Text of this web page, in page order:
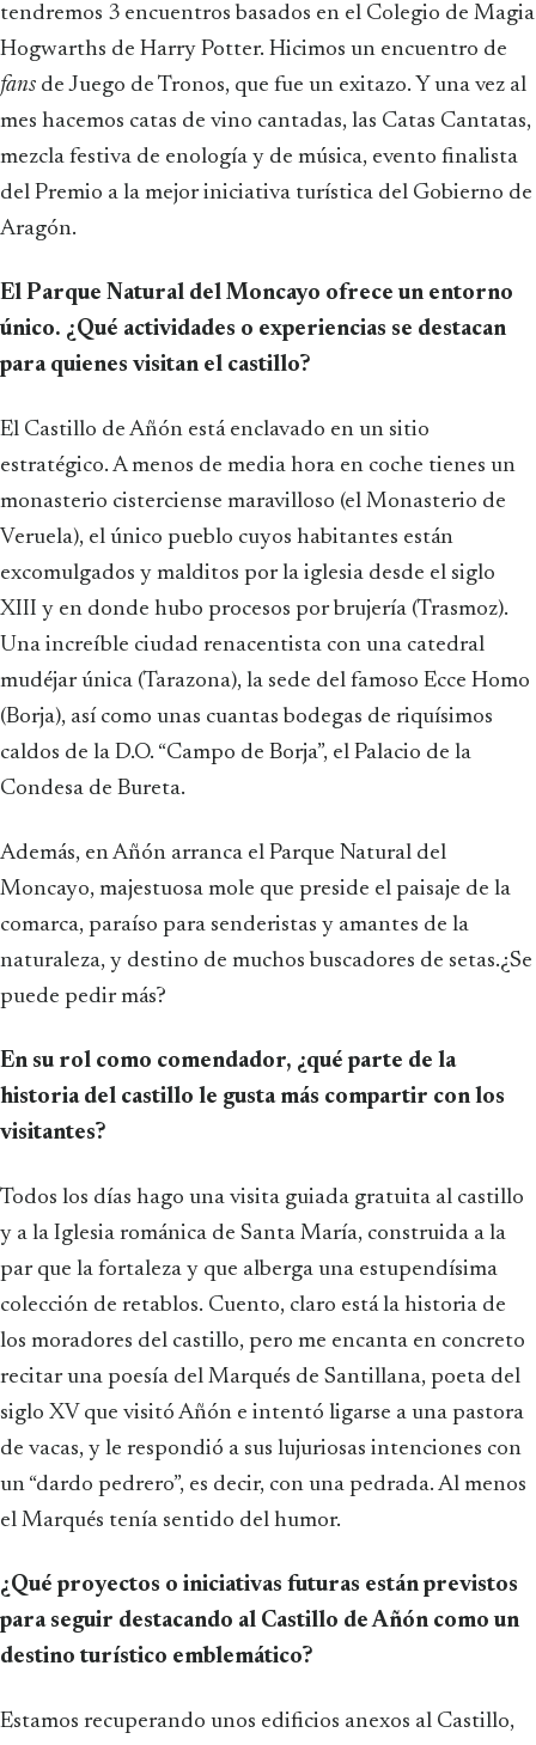
tendremos 3 encuentros basados en el Colegio de Magia
Hogwarths de Harry Potter. Hicimos un encuentro de
fans de Juego de Tronos, que fue un exitazo. Y una vez al
mes hacemos catas de vino cantadas, las Catas Cantatas,
mezcla festiva de enología y de música, evento finalista
del Premio a la mejor iniciativa turística del Gobierno de
Aragón.
El Parque Natural del Moncayo ofrece un entorno
único. ¿Qué actividades o experiencias se destacan
para quienes visitan el castillo?
El Castillo de Añón está enclavado en un sitio
estratégico. A menos de media hora en coche tienes un
monasterio cisterciense maravilloso (el Monasterio de
Veruela), el único pueblo cuyos habitantes están
excomulgados y malditos por la iglesia desde el siglo
XIII y en donde hubo procesos por brujería (Trasmoz).
Una increíble ciudad renacentista con una catedral
mudéjar única (Tarazona), la sede del famoso Ecce Homo
(Borja), así como unas cuantas bodegas de riquísimos
caldos de la D.O. “Campo de Borja”, el Palacio de la
Condesa de Bureta.
Además, en Añón arranca el Parque Natural del
Moncayo, majestuosa mole que preside el paisaje de la
comarca, paraíso para senderistas y amantes de la
naturaleza, y destino de muchos buscadores de setas.¿Se
puede pedir más?
En su rol como comendador, ¿qué parte de la
historia del castillo le gusta más compartir con los
visitantes?
Todos los días hago una visita guiada gratuita al castillo
y a la Iglesia románica de Santa María, construida a la
par que la fortaleza y que alberga una estupendísima
colección de retablos. Cuento, claro está la historia de
los moradores del castillo, pero me encanta en concreto
recitar una poesía del Marqués de Santillana, poeta del
siglo XV que visitó Añón e intentó ligarse a una pastora
de vacas, y le respondió a sus lujuriosas intenciones con
un “dardo pedrero”, es decir, con una pedrada. Al menos
el Marqués tenía sentido del humor.
¿Qué proyectos o iniciativas futuras están previstos
para seguir destacando al Castillo de Añón como un
destino turístico emblemático?
Estamos recuperando unos edificios anexos al Castillo,